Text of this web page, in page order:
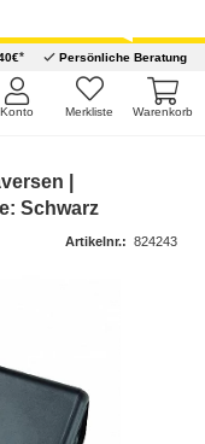
* Persönliche Beratung
Warenkorb
Merkliste
Konto
|
Schwarz
Artikelnr.: 824243